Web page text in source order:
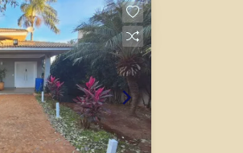
- Venda
7979
Online
PLANTÃO